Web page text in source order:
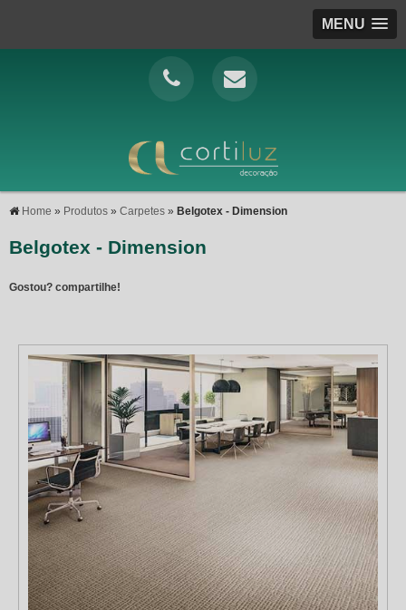
MENU
Home » Produtos » Carpetes » Belgotex - Dimension
Belgotex - Dimension
Gostou? compartilhe!